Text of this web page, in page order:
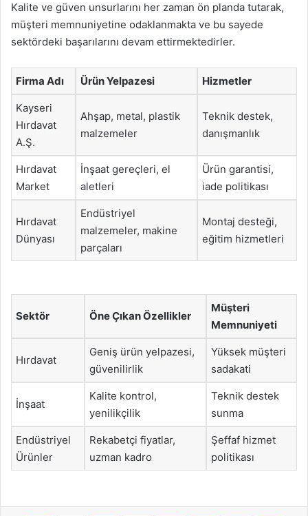
Kalite ve güven unsurlarını her zaman ön planda tutarak,
müşteri memnuniyetine odaklanmakta ve bu sayede
sektördeki başarılarını devam ettirmektedirler.
Firma Adı Ürün Yelpazesi Hizmetler
Kayseri
Hırdavat
A.Ş.
Ahşap, metal, plastik
malzemeler
Teknik destek,
danışmanlık
Hırdavat
Market
İnşaat gereçleri, el
aletleri
Ürün garantisi,
iade politikası
Hırdavat
Dünyası
Endüstriyel
malzemeler, makine
parçaları
Montaj desteği,
eğitim hizmetleri
Sektör Öne Çıkan Özellikler
Müşteri
Memnuniyeti
Hırdavat
Geniş ürün yelpazesi,
güvenilirlik
Yüksek müşteri
sadakati
İnşaat
Kalite kontrol,
yenilikçilik
Teknik destek
sunma
Endüstriyel
Ürünler
Rekabetçi fiyatlar,
uzman kadro
Şeffaf hizmet
politikası